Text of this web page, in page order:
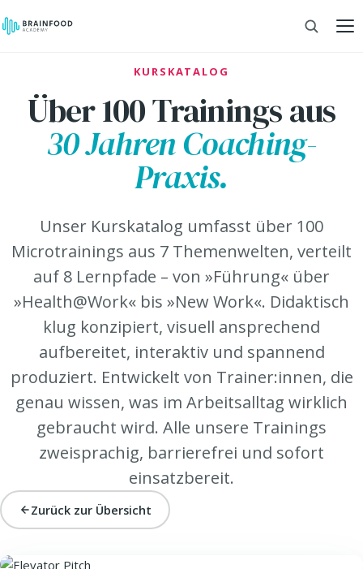
KURSKATALOG
Über 100 Trainings aus
30 Jahren Coaching-
Praxis.
Unser Kurskatalog umfasst über 100
Microtrainings aus 7 Themenwelten, verteilt
auf 8 Lernpfade – von »Führung« über
»Health@Work« bis »New Work«. Didaktisch
klug konzipiert, visuell ansprechend
aufbereitet, interaktiv und spannend
produziert. Entwickelt von Trainer:innen, die
genau wissen, was im Arbeitsalltag wirklich
gebraucht wird. Alle unsere Trainings
zweisprachig, barrierefrei und sofort
einsatzbereit.
Zurück zur Übersicht